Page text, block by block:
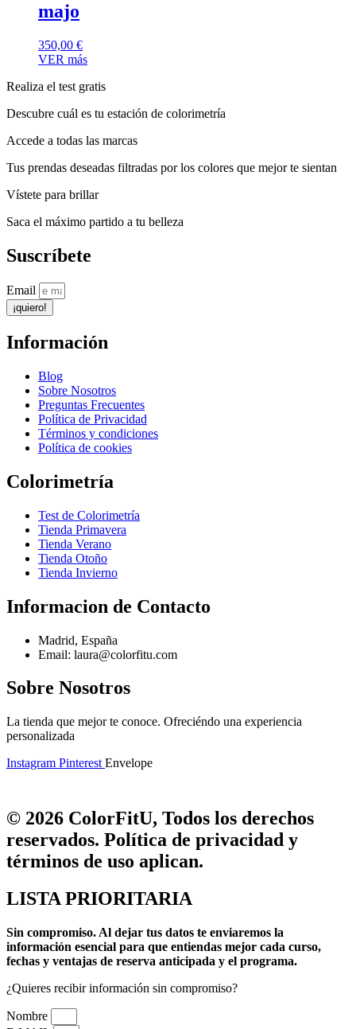
majo
350,00 €
VER más
Realiza el test gratis
Descubre cuál es tu estación de colorimetría
Accede a todas las marcas
Tus prendas deseadas filtradas por los colores que mejor te sientan
Vístete para brillar
Saca el máximo partido a tu belleza
Suscríbete
Email
¡quiero!
Información
Blog
Sobre Nosotros
Preguntas Frecuentes
Política de Privacidad
Términos y condiciones
Política de cookies
Colorimetría
Test de Colorimetría
Tienda Primavera
Tienda Verano
Tienda Otoño
Tienda Invierno
Informacion de Contacto
Madrid, España
Email: laura@colorfitu.com
Sobre Nosotros
La tienda que mejor te conoce. Ofreciéndo una experiencia
personalizada
Instagram Pinterest Envelope
© 2026 ColorFitU, Todos los derechos
reservados. Política de privacidad y
términos de uso aplican.
LISTA PRIORITARIA
Sin compromiso. Al dejar tus datos te enviaremos la
información esencial para que entiendas mejor cada curso,
fechas y ventajas de reserva anticipada y el programa.
¿Quieres recibir información sin compromiso?
Nombre